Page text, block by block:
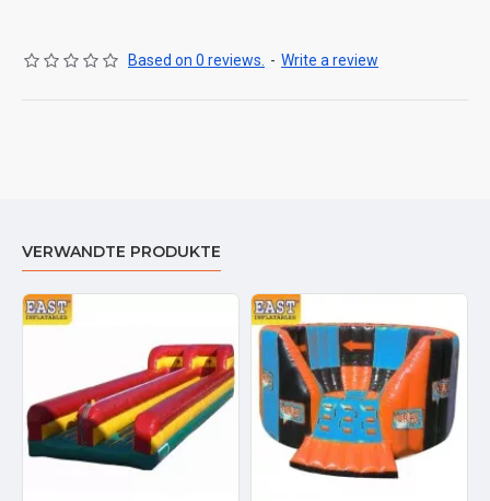
Based on 0 reviews. - Write a review
VERWANDTE PRODUKTE